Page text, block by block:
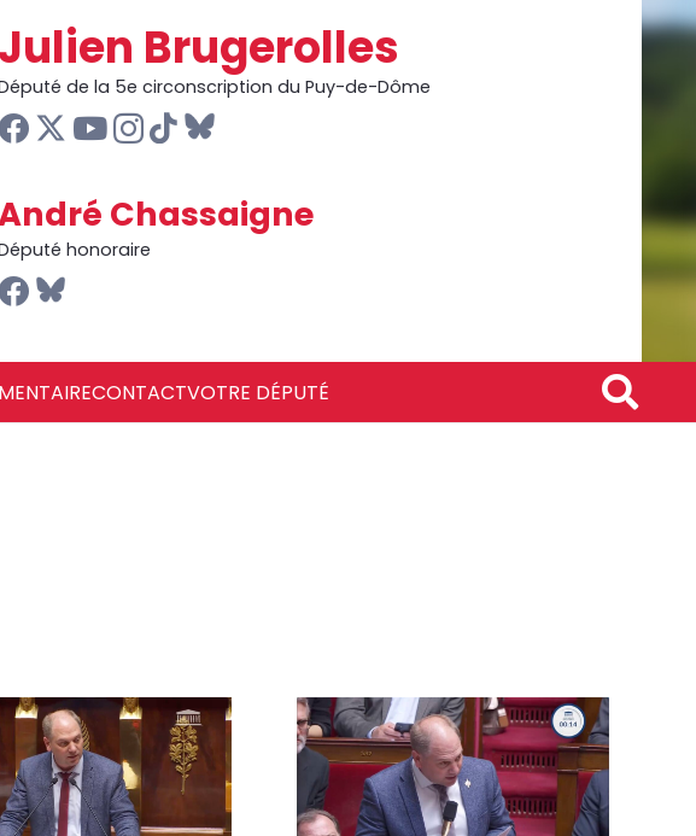
Julien Brugerolles
de la 5e circonscription du Puy-de-Dôme
Chassaigne
honoraire
CONTACTVOTRE DÉPUTÉ